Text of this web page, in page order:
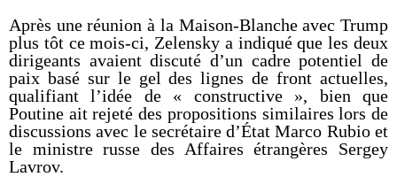
Après une réunion à la Maison-Blanche avec Trump
plus tôt ce mois-ci, Zelensky a indiqué que les deux
dirigeants avaient discuté d’un cadre potentiel de
paix basé sur le gel des lignes de front actuelles,
qualifiant l’idée de « constructive », bien que
Poutine ait rejeté des propositions similaires lors de
discussions avec le secrétaire d’État Marco Rubio et
le ministre russe des Affaires étrangères Sergey
Lavrov.